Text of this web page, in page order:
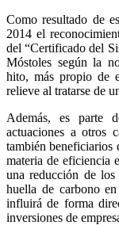
Como resultado de
2014 el
del “Certificado del
Móstoles según la
hito, más propio de
relieve al tratarse de
Además, es parte
actuaciones a otros
también beneficiarios
materia de eficiencia
una reducción de
huella de carbono
influirá de forma
inversiones de